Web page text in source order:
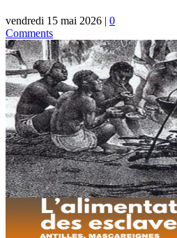
vendredi 15 mai 2026 | 0
Comments